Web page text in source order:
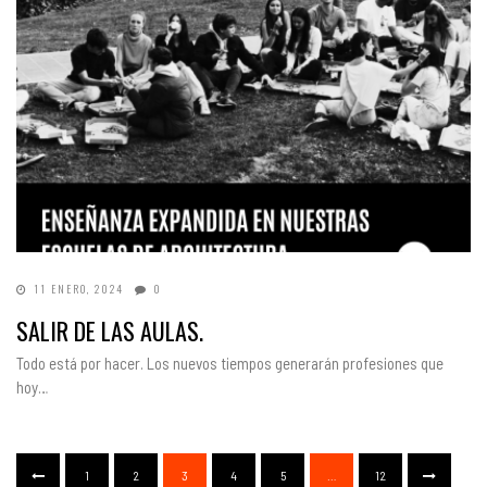
11 ENERO, 2024 0
SALIR DE LAS AULAS.
Todo está por hacer. Los nuevos tiempos generarán profesiones que
hoy…
1 2 3 4 5 12